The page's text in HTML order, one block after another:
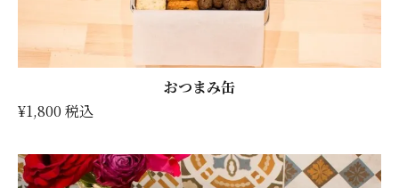
おつまみ缶
¥1,800 税込